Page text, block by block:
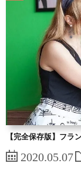
【完全保存版】フラ
2020.05.07